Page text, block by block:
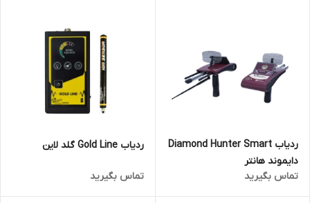
ردیاب Diamond Hunter Smart
دایموند هانتر
تماس بگیرید
ردیاب Gold Line گلد لاین
تماس بگیرید